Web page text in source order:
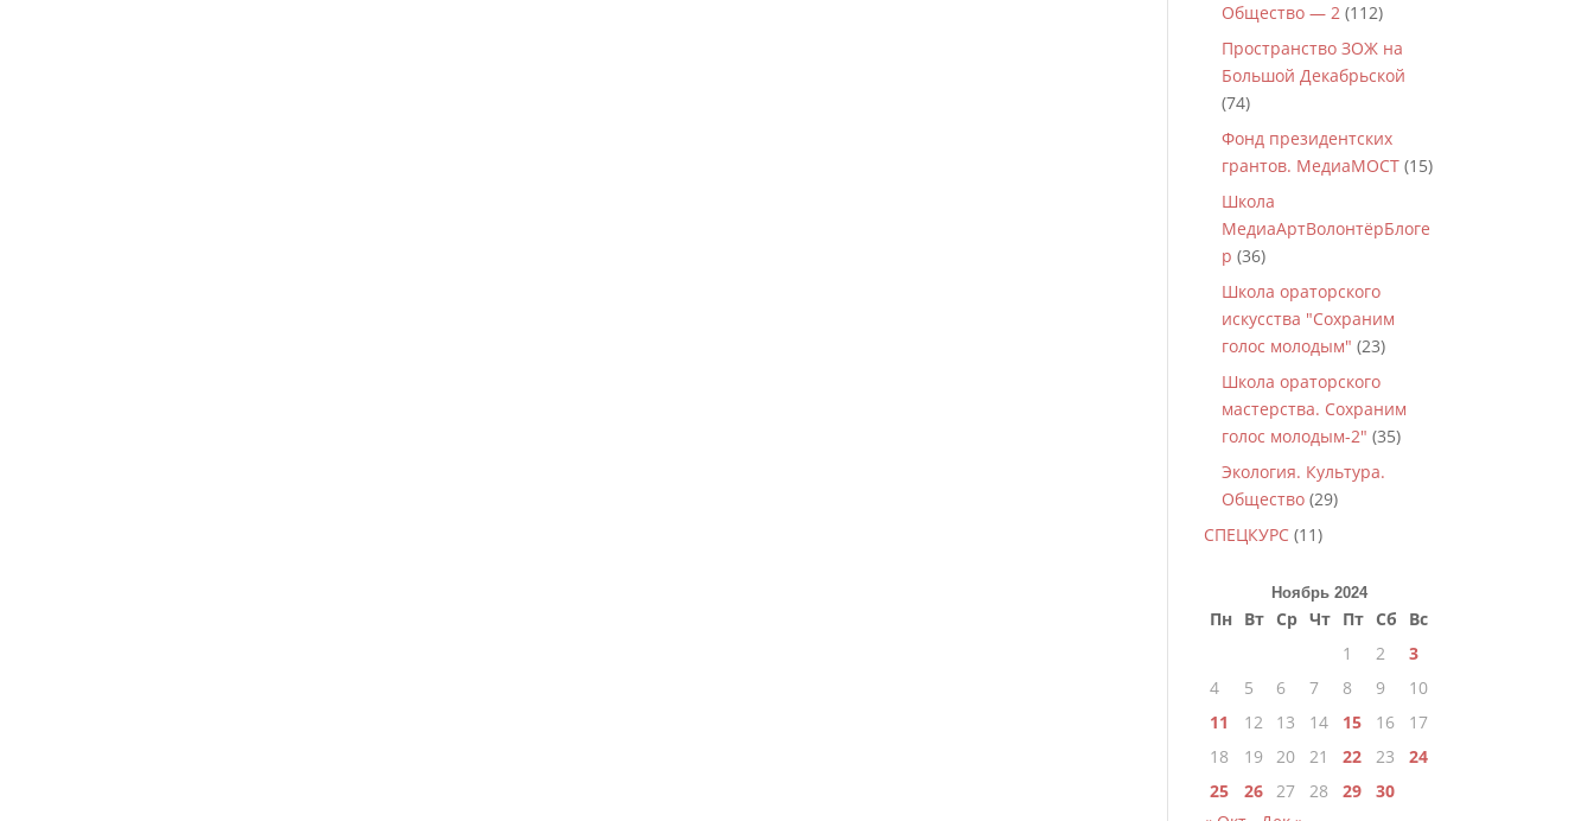
Общество — 2 (112)
Пространство ЗОЖ на
Большой Декабрьской
(74)
Фонд президентских
грантов. МедиаМОСТ (15)
Школа
МедиаАртВолонтёрБлоге
р (36)
Школа ораторского
искусства "Сохраним
голос молодым" (23)
Школа ораторского
мастерства. Сохраним
голос молодым-2" (35)
Экология. Культура.
Общество (29)
СПЕЦКУРС (11)
Ноябрь 2024
Пн Вт Ср Чт Пт Сб
Вс
1
2
3
4
5 6 7 8 9
10
11
12 13 14 15 16
17
18
19 20 21 22 23
24
25
26 27 28 29
30